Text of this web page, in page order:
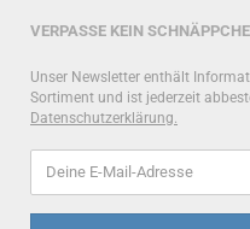
VERPASSE KEIN
Unser Newsletter enthält
Sortiment und ist jederzeit
Datenschutzerklärung